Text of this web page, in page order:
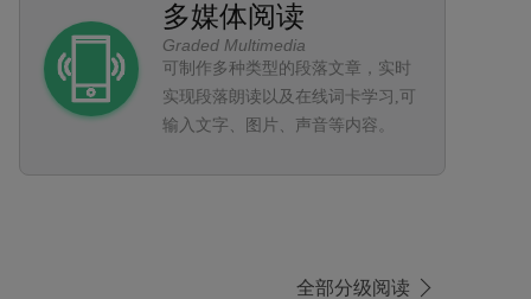
多媒体阅读
Graded Multimedia
可制作多种类型的段落文章，实时
实现段落朗读以及在线词卡学习,可
输入文字、图片、声音等内容。
全部分级阅读